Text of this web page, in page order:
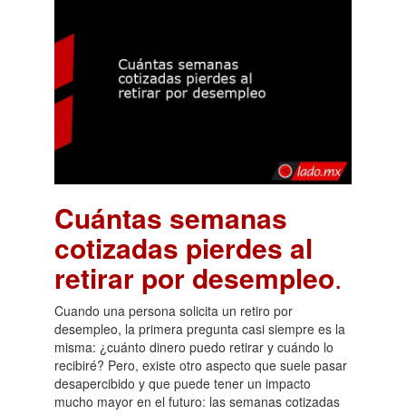
Cuántas semanas
cotizadas pierdes al
retirar por desempleo.
Cuando una persona solicita un retiro por
desempleo, la primera pregunta casi siempre es la
misma: ¿cuánto dinero puedo retirar y cuándo lo
recibiré? Pero, existe otro aspecto que suele pasar
desapercibido y que puede tener un impacto
mucho mayor en el futuro: las semanas cotizadas